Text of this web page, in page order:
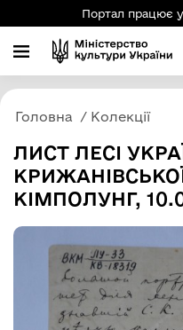
Портал працює
Головна Колекції
ЛИСТ ЛЕСІ
КІМПОЛУНГ,